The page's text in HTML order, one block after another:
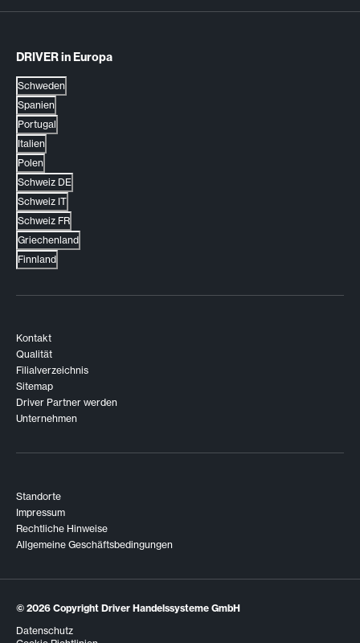
DRIVER in Europa
Schweden
Spanien
Portugal
Italien
Polen
Schweiz DE
Schweiz IT
Schweiz FR
Griechenland
Finnland
Kontakt
Qualität
Filialverzeichnis
Sitemap
Driver Partner werden
Unternehmen
Standorte
Impressum
Rechtliche Hinweise
Allgemeine Geschäftsbedingungen
© 2026 Copyright Driver Handelssysteme GmbH
Datenschutz